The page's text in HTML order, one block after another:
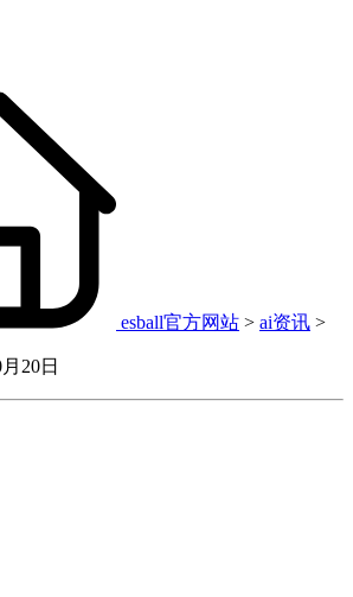
esball官方网站 > ai资讯 >
20日